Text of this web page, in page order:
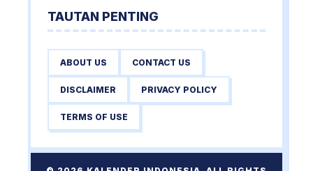
TAUTAN PENTING
ABOUT US CONTACT US
DISCLAIMER PRIVACY POLICY
TERMS OF USE